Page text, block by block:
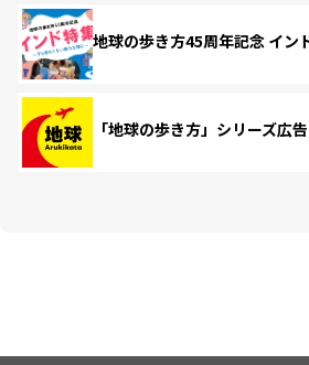
地球の歩き方45周年記念 イン
「地球の歩き方」シリーズ広